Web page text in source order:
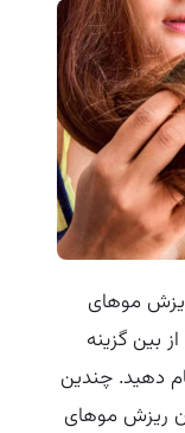
موهای
بین گزینه‌
دهید. چندین
ریزش موهای